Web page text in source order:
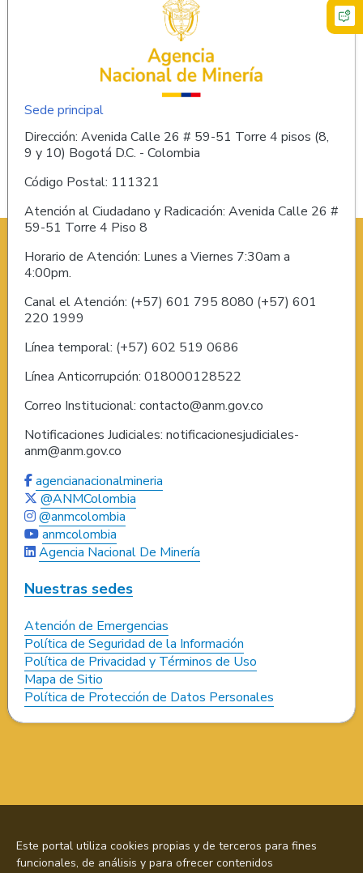
Sede principal
Dirección: Avenida Calle 26 # 59-51 Torre 4 pisos (8,
9 y 10) Bogotá D.C. - Colombia
Código Postal: 111321
Atención al Ciudadano y Radicación: Avenida Calle 26 #
59-51 Torre 4 Piso 8
Horario de Atención: Lunes a Viernes 7:30am a
4:00pm.
Canal el Atención: (+57) 601 795 8080 (+57) 601
220 1999
Línea temporal: (+57) 602 519 0686
Línea Anticorrupción: 018000128522
Correo Institucional: contacto@anm.gov.co
Notificaciones Judiciales: notificacionesjudiciales-
anm@anm.gov.co
agencianacionalmineria
@ANMColombia
@anmcolombia
anmcolombia
Agencia Nacional De Minería
Nuestras sedes
Atención de Emergencias
Política de Seguridad de la Información
Política de Privacidad y Términos de Uso
Mapa de Sitio
Política de Protección de Datos Personales
Este portal utiliza cookies propias y de terceros para fines
funcionales, de análisis y para ofrecer contenidos